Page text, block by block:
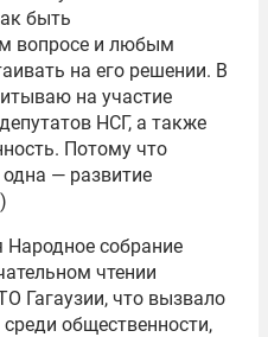
быть
вопросе и любым
на его решении. В
на участие
НСГ, а также
Потому что
одна — развитие
Народное собрание
чтении
Гагаузии, что вызвало
общественности,